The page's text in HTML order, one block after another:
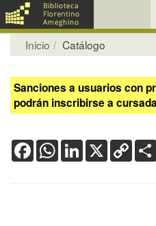
Inicio Catálogo
Sanciones a usuarios con
podrán inscribirse a
FacebookWhatsApp
LinkedIn
X Copy
Link